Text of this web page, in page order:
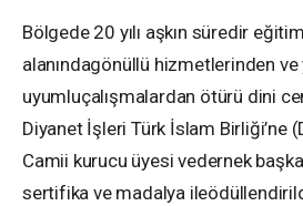
Bölgede 20 yılı aşkın süredir
alanındagönüllü hizmetlerinden
uyumluçalışmalardan ötürü dini
Diyanet İşleri Türk İslam Birliği’ne
Camii kurucu üyesi vedernek
sertifika ve madalya